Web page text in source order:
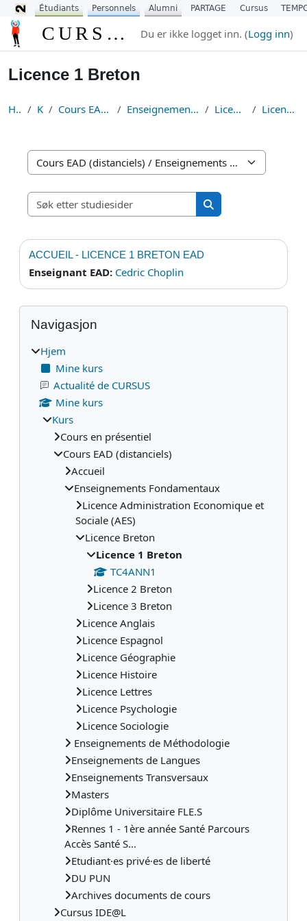
Gå til hovedinnhold CURSUS Du er ikke logget inn. (Logg inn)
Licence 1 Breton
Hjem Kurs Cours EAD (distanciels) Enseignements Fondamentaux Licence Breton Licence 1 Breton
Kurskategorier
Søk etter studiesider
Søk etter studiesider
ACCUEIL - LICENCE 1 BRETON EAD
Enseignant EAD: Cedric Choplin
Blokker
Hopp over Navigasjon
Navigasjon
Hjem
Mine kurs
Actualité de CURSUS
Mine kurs
Kurs
Cours en présentiel
Cours EAD (distanciels)
Accueil
Enseignements Fondamentaux
Licence Administration Economique et
Sociale (AES)
Licence Breton
Licence 1 Breton
TC4ANN1
Licence 2 Breton
Licence 3 Breton
Licence Anglais
Licence Espagnol
Licence Géographie
Licence Histoire
Licence Lettres
Licence Psychologie
Licence Sociologie
Enseignements de Méthodologie
Enseignements de Langues
Enseignements Transversaux
Masters
Diplôme Universitaire FLE.S
Rennes 1 - 1ère année Santé Parcours
Accès Santé S...
Etudiant·es privé·es de liberté
DU PUN
Archives documents de cours
Cursus IDE@L
Étudiants Personnels Alumni PARTAGE Cursus